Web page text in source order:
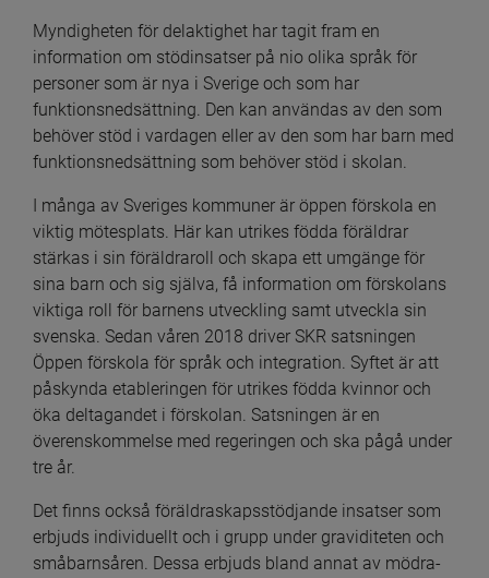
Myndigheten för delaktighet har tagit fram en
information om stödinsatser på nio olika språk för
personer som är nya i Sverige och som har
funktionsnedsättning. Den kan användas av den som
behöver stöd i vardagen eller av den som har barn med
funktionsnedsättning som behöver stöd i skolan.
I många av Sveriges kommuner är öppen förskola en
viktig mötesplats. Här kan utrikes födda föräldrar
stärkas i sin föräldraroll och skapa ett umgänge för
sina barn och sig själva, få information om förskolans
viktiga roll för barnens utveckling samt utveckla sin
svenska. Sedan våren 2018 driver SKR satsningen
Öppen förskola för språk och integration. Syftet är att
påskynda etableringen för utrikes födda kvinnor och
öka deltagandet i förskolan. Satsningen är en
överenskommelse med regeringen och ska pågå under
tre år.
Det finns också föräldraskapsstödjande insatser som
erbjuds individuellt och i grupp under graviditeten och
småbarnsåren. Dessa erbjuds bland annat av mödra-